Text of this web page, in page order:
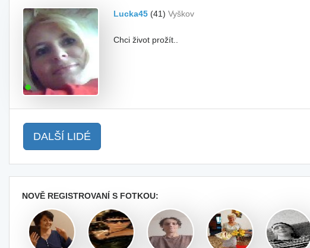
Lucka45 (41) Vyškov
Chci život prožít..
DALŠÍ LIDÉ
NOVĚ REGISTROVANÍ S FOTKOU: